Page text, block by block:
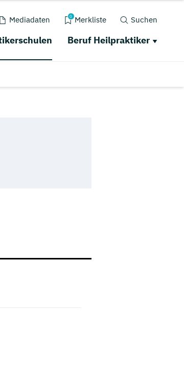
Mediadaten 0 Merkliste Suchen
Beruf Heilpraktiker